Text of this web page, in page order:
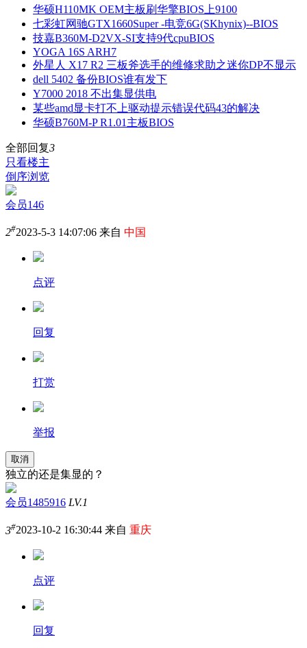
华硕H110MK OEM主板刷华擎BIOS上9100
七彩虹网驰GTX1660Super -电竞6G(SKhynix)--BIOS
技嘉B360M-D2VX-SI支持9代cpuBIOS
YOGA 16S ARH7
外星人 X17 R2 三板斧选手的维修求助之迷你DP不显示
dell 5402 备份BIOS谁有发下
Y7000 2018 不出集显供电
某些amd显卡打不上驱动提示错误代码43的解决
华硕B760M-P R1.01主板BIOS
全部回复3
只看楼主
倒序浏览
会员146
2#2023-5-3 14:07:06 来自 中国
点评
回复
打赏
举报
取消
独立的还是集显的？
会员1485916 LV.1
3#2023-10-2 16:30:44 来自 重庆
点评
回复